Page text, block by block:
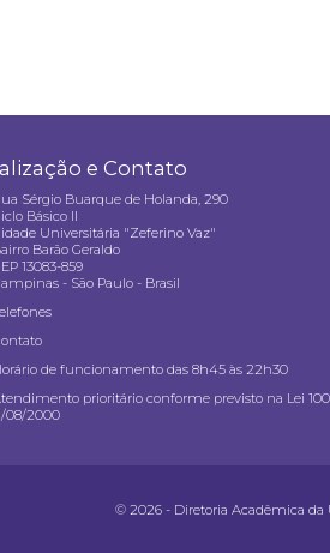
e Contato
Sérgio Buarque de Holanda, 290
Básico II
Universitária "Zeferino Vaz"
Barão Geraldo
13083-859
- São Paulo - Brasil
de funcionamento das 8h45 às 22h30
prioritário conforme previsto na Lei
08/2000
© 2026 - Diretoria Acadêmica